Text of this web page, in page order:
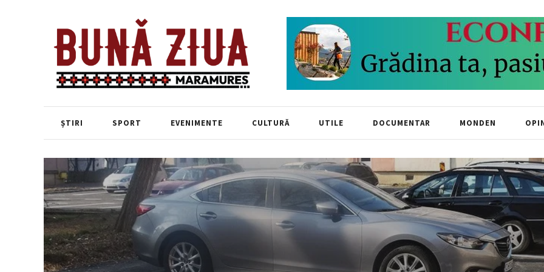
ȘTIRI SPORT EVENIMENTE CULTURĂ UTILE DOCUMENTAR MONDEN